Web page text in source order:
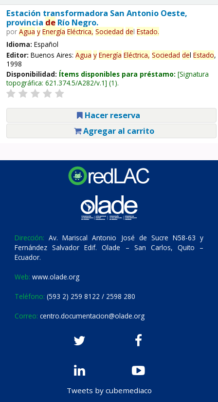
Estación transformadora San Antonio Oeste,
provincia deRío Negro.
por Agua y Energía Eléctrica, Sociedad del Estado.
Idioma: Español
Editor: Buenos Aires: Agua y Energía Eléctrica, Sociedad del Estado,
1998
Disponibilidad: Ítems disponibles para préstamo: Signatura
topográfica: 621.374.5/A282/v.1 (1).
Hacer reserva
Agregar al carrito
Dirección: Av. Mariscal Antonio José de Sucre N58-63 y
Fernández Salvador Edif. Olade – San Carlos, Quito –
Ecuador.
Web: www.olade.org
Teléfono: (593 2) 259 8122 / 2598 280
Correo: centro.documentacion@olade.org
Tweets by cubemediaco